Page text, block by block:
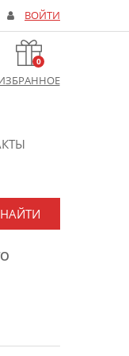
ВОЙТИ
0
НАЙТИ